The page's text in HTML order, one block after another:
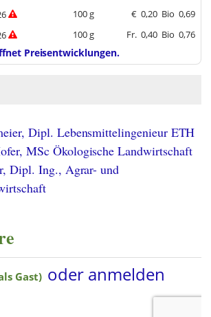
100 g € 0,20 Bio 0,69
100 g Fr. 0,40 Bio 0,76
Preisentwicklungen.
Dipl. Lebensmittelingenieur ETH
MSc Ökologische Landwirtschaft
Dipl. Ing., Agrar- und